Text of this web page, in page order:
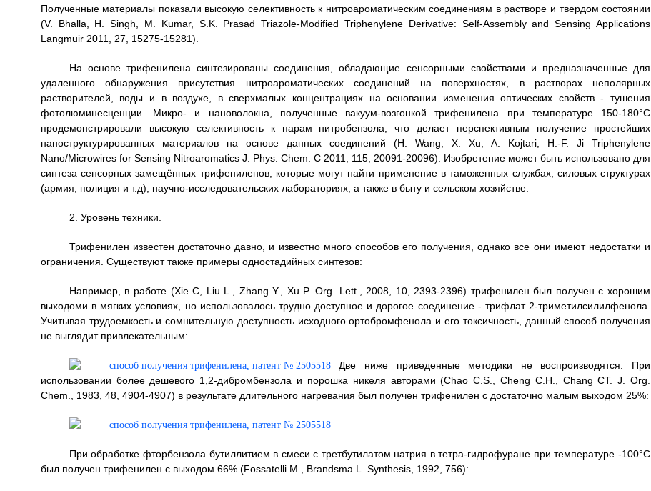
Полученные материалы показали высокую селективность к нитроароматическим соединениям в растворе и твердом состоянии
(V. Bhalla, Н. Singh, М. Kumar, S.K. Prasad Triazole-Modified Triphenylene Derivative: Self-Assembly and Sensing Applications
Langmuir 2011, 27, 15275-15281).
На основе трифенилена синтезированы соединения, обладающие сенсорными свойствами и предназначенные для
удаленного обнаружения присутствия нитроароматических соединений на поверхностях, в растворах неполярных
растворителей, воды и в воздухе, в сверхмалых концентрациях на основании изменения оптических свойств - тушения
фотолюминесценции. Микро- и нановолокна, полученные вакуум-возгонкой трифенилена при температуре 150-180°C
продемонстрировали высокую селективность к парам нитробензола, что делает перспективным получение простейших
наноструктурированных материалов на основе данных соединений (Н. Wang, X. Xu, A. Kojtari, H.-F. Ji Triphenylene
Nano/Microwires for Sensing Nitroaromatics J. Phys. Chem. С 2011, 115, 20091-20096). Изобретение может быть использовано для
синтеза сенсорных замещённых трифениленов, которые могут найти применение в таможенных службах, силовых структурах
(армия, полиция и т.д), научно-исследовательских лабораториях, а также в быту и сельском хозяйстве.
2. Уровень техники.
Трифенилен известен достаточно давно, и известно много способов его получения, однако все они имеют недостатки и
ограничения. Существуют также примеры одностадийных синтезов:
Например, в работе (Xie С, Liu L., Zhang Y., Xu P. Org. Lett., 2008, 10, 2393-2396) трифенилен был получен с хорошим
выходоми в мягких условиях, но использовалось трудно доступное и дорогое соединение - трифлат 2-триметилсилилфенола.
Учитывая трудоемкость и сомнительную доступность исходного ортобромфенола и его токсичность, данный способ получения
не выглядит привлекательным:
Две ниже приведенные методики не воспроизводятся. При
использовании более дешевого 1,2-дибромбензола и порошка никеля авторами (Chao C.S., Cheng С.Н., Chang СТ. J. Org.
Chem., 1983, 48, 4904-4907) в результате длительного нагревания был получен трифенилен с достаточно малым выходом 25%:
При обработке фторбензола бутиллитием в смеси с третбутилатом натрия в тетра-гидрофуране при температуре -100°C
был получен трифенилен с выходом 66% (Fossatelli М., Brandsma L. Synthesis, 1992, 756):